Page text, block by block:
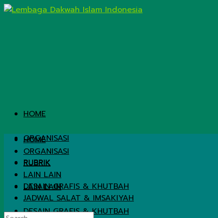
HOME
ORGANISASI
RUBRIK
LAIN LAIN
DESAIN GRAFIS & KHUTBAH
HOME
ORGANISASI
RUBRIK
LAIN LAIN
DESAIN GRAFIS & KHUTBAH
JADWAL SALAT & IMSAKIYAH